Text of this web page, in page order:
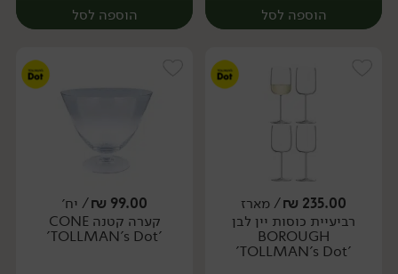
הוספה לסל
יח׳
הוספה לסל
מארז
235.00
₪/ מארז
רביעיית כוסות יין לבן
BOROUGH
'TOLLMAN's Dot'
99.00
₪/ יח׳
קערה קטנה CONE
'TOLLMAN's Dot'